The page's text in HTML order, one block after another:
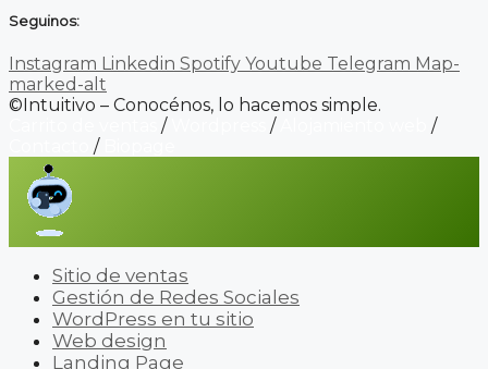
Seguinos:
Instagram Linkedin Spotify Youtube Telegram Map-
marked-alt
©Intuitivo – Conocénos, lo hacemos simple.
/ /
/
/
Sitio de ventas
Gestión de Redes Sociales
WordPress en tu sitio
Web design
Landing Page